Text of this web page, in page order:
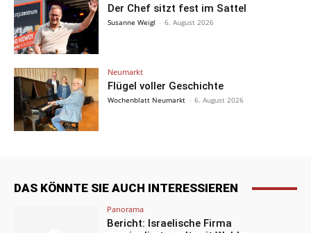
Der Chef sitzt fest im Sattel
Susanne Weigl - 6. August 2026
Neumarkt
Flügel voller Geschichte
Wochenblatt Neumarkt - 6. August 2026
DAS KÖNNTE SIE AUCH INTERESSIEREN
Panorama
Bericht: Israelische Firma